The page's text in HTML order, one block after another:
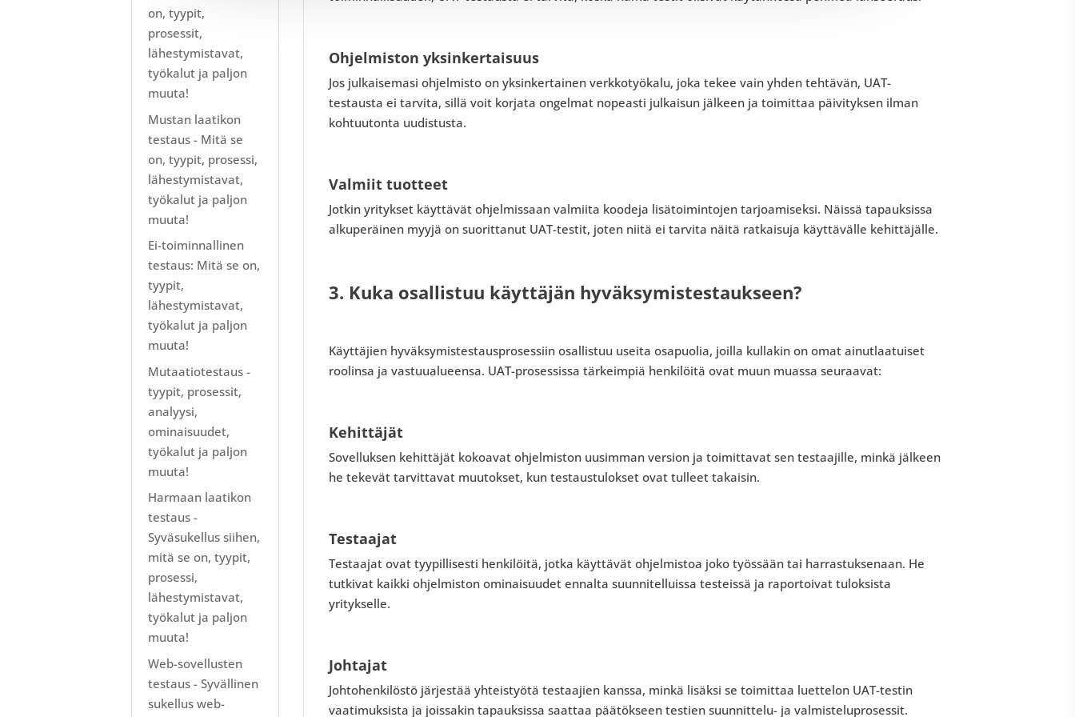
Ohjelmiston yksinkertaisuus
Jos julkaisemasi ohjelmisto on yksinkertainen verkkotyökalu, joka tekee vain yhden tehtävän, UAT-
testausta ei tarvita, sillä voit korjata ongelmat nopeasti julkaisun jälkeen ja toimittaa päivityksen ilman
kohtuutonta uudistusta.
Valmiit tuotteet
Jotkin yritykset käyttävät ohjelmissaan valmiita koodeja lisätoimintojen tarjoamiseksi. Näissä tapauksissa
alkuperäinen myyjä on suorittanut UAT-testit, joten niitä ei tarvita näitä ratkaisuja käyttävälle kehittäjälle.
3. Kuka osallistuu käyttäjän hyväksymistestaukseen?
Käyttäjien hyväksymistestausprosessiin osallistuu useita osapuolia, joilla kullakin on omat ainutlaatuiset
roolinsa ja vastuualueensa. UAT-prosessissa tärkeimpiä henkilöitä ovat muun muassa seuraavat:
Kehittäjät
Sovelluksen kehittäjät kokoavat ohjelmiston uusimman version ja toimittavat sen testaajille, minkä jälkeen
he tekevät tarvittavat muutokset, kun testaustulokset ovat tulleet takaisin.
Testaajat
Testaajat ovat tyypillisesti henkilöitä, jotka käyttävät ohjelmistoa joko työssään tai harrastuksenaan. He
tutkivat kaikki ohjelmiston ominaisuudet ennalta suunnitelluissa testeissä ja raportoivat tuloksista
yritykselle.
Johtajat
Johtohenkilöstö järjestää yhteistyötä testaajien kanssa, minkä lisäksi se toimittaa luettelon UAT-testin
vaatimuksista ja joissakin tapauksissa saattaa päätökseen testien suunnittelu- ja valmisteluprosessit.
on, tyypit,
prosessit,
lähestymistavat,
työkalut ja paljon
muuta!
Mustan laatikon
testaus - Mitä se
on, tyypit, prosessi,
lähestymistavat,
työkalut ja paljon
muuta!
Ei-toiminnallinen
testaus: Mitä se on,
tyypit,
lähestymistavat,
työkalut ja paljon
muuta!
Mutaatiotestaus -
tyypit, prosessit,
analyysi,
ominaisuudet,
työkalut ja paljon
muuta!
Harmaan laatikon
testaus -
Syväsukellus siihen,
mitä se on, tyypit,
prosessi,
lähestymistavat,
työkalut ja paljon
muuta!
Web-sovellusten
testaus - Syvällinen
sukellus web-